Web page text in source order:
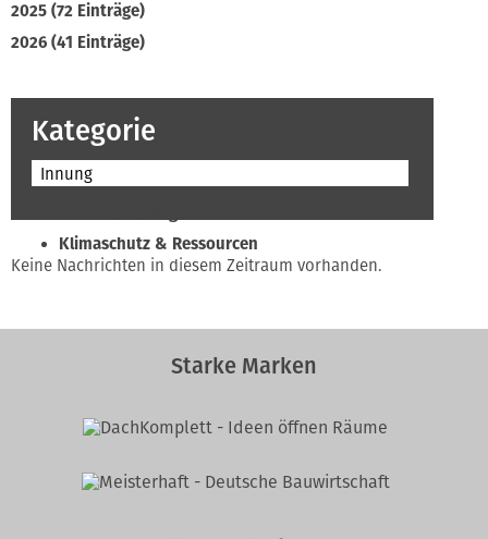
2025 (72 Einträge)
2026 (41 Einträge)
Kategorie
Innung
Klimaschutz & Ressourcen
Normen & Fachregeln
Soziales & Tarifpolitik
Interviews
Keine Nachrichten in diesem Zeitraum vorhanden.
Starke Marken